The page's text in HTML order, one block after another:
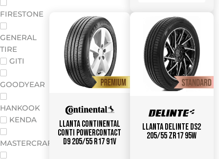
FIRESTONE
GENERAL
TIRE
GITI
GOODYEAR
HANKOOK
KENDA
MASTERCRAFT
Llanta CONTINENTAL
Conti PowerContact
D9 205/55 R17 91V
Llanta DELINTE DS2
205/55 ZR17 95W